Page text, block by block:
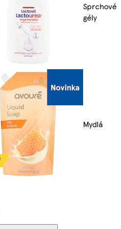
Sprchové
gély
Mydlá